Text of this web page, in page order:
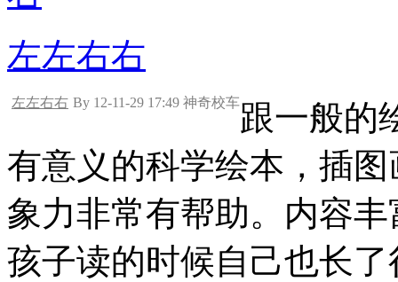
左左右右
左左右右 By 12-11-29 17:49 神奇校车跟一般的
有意义的科学绘本，插
象力非常有帮助。内容
孩子读的时候自己也长